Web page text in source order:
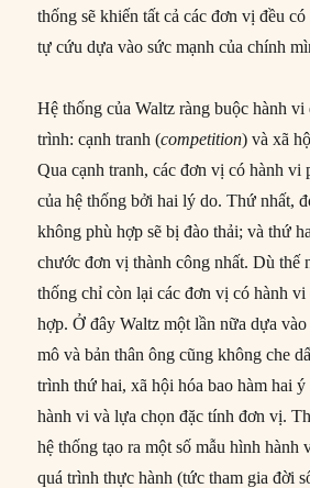
thống sẽ khiến tất cả các đơn vị đều
tự cứu dựa vào sức mạnh của chính
Hệ thống của Waltz ràng buộc hành
trình: cạnh tranh (competition) và xã
Qua cạnh tranh, các đơn vị có hành vi
của hệ thống bởi hai lý do. Thứ nhất,
không phù hợp sẽ bị đào thải; và thứ
chước đơn vị thành công nhất. Dù thế
thống chỉ còn lại các đơn vị có hành
hợp. Ở đây Waltz một lần nữa dựa
mô và bản thân ông cũng không che
trình thứ hai, xã hội hóa bao hàm hai
hành vi và lựa chọn đặc tính đơn vị.
hệ thống tạo ra một số mẫu hình hành
quá trình thực hành (tức tham gia đời